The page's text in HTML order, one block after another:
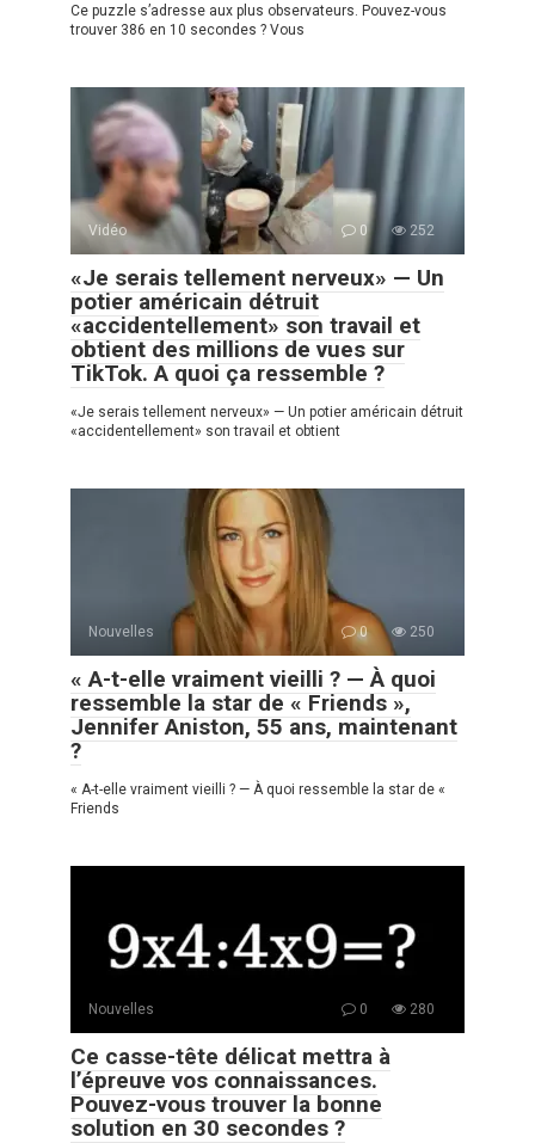
Ce puzzle s’adresse aux plus observateurs. Pouvez-vous
trouver 386 en 10 secondes ? Vous
Vidéo 0 252
«Je serais tellement nerveux» — Un
potier américain détruit
«accidentellement» son travail et
obtient des millions de vues sur
TikTok. A quoi ça ressemble ?
«Je serais tellement nerveux» — Un potier américain détruit
«accidentellement» son travail et obtient
Nouvelles 0 250
« A-t-elle vraiment vieilli ? — À quoi
ressemble la star de « Friends »,
Jennifer Aniston, 55 ans, maintenant
?
« A-t-elle vraiment vieilli ? — À quoi ressemble la star de «
Friends
Nouvelles 0 280
Ce casse-tête délicat mettra à
l’épreuve vos connaissances.
Pouvez-vous trouver la bonne
solution en 30 secondes ?